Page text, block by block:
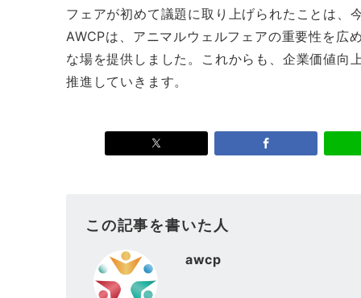
フェアが初めて議題に取り上げられたことは、
AWCPは、アニマルウェルフェアの重要性を広
な場を提供しました。これからも、企業価値向
推進していきます。
この記事を書いた人
awcp